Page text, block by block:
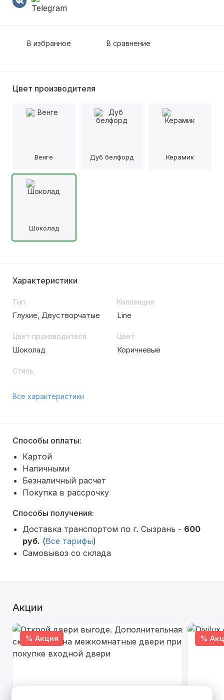
В избранное В сравнение
Цвет производителя
Венге Дуб белфорд Керамик
Шоколад
Характеристики
Тип
Глухие, Двустворчатые
Коллекция
Line
Цвет производителя
Шоколад
Цвет
Коричневые
Стиль
Все характеристики
Способы оплаты:
Картой
Наличными
Безналичный расчет
Покупка в рассрочку
Способы получения:
Доставка транспортом по г. Сызрань - 600
руб. (Все тарифы)
Самовывоз со склада
Акции
% Акция %